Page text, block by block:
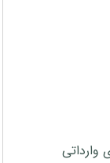
وارداتی